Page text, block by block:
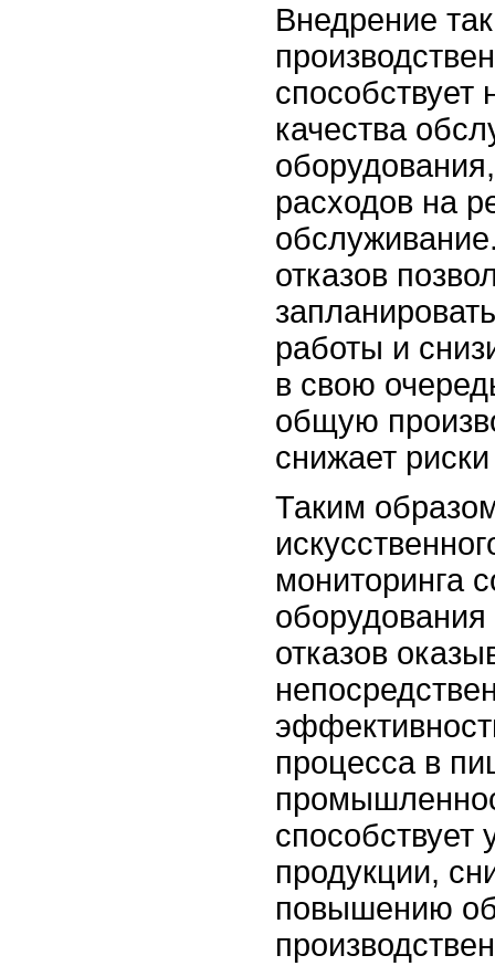
Внедрение
качества
расходов на
отказов
работы и
в свою
общую
снижает
Таким
мониторинга
оборудования
отказов
процесса в
способствует
продукции,
повышению